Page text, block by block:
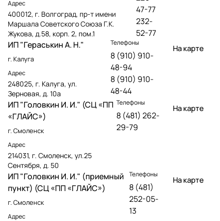
Адрес
400012, г. Волгоград, пр-т имени
Маршала Советского Союза Г.К.
Жукова, д.58, корп. 2, пом.1
47-77
232-
52-77
ИП "Гераськин А. Н."
г. Калуга
Адрес
248025, г. Калуга, ул.
Зерновая, д. 10а
Телефоны
8 (910) 910-
48-94
8 (910) 910-
48-44
На карте
ИП "Головкин И. И." (СЦ «ПП
«ГЛАЙС»)
г. Смоленск
Адрес
214031, г. Смоленск, ул.25
Сентября, д. 50
Телефоны
8 (481) 262-
29-79
На карте
ИП "Головкин И. И." (приемный
пункт) (СЦ «ПП «ГЛАЙС»)
г. Смоленск
Адрес
Телефоны
8 (481)
252-05-
13
На карте